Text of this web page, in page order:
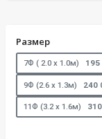
Размер
7Ф ( 2.0 х 1.0м) 195
9Ф (2.6 х 1.3м) 240
11Ф (3.2 х 1.6м)